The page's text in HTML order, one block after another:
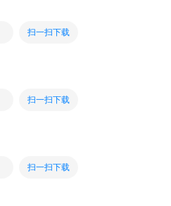
扫一扫下载
扫一扫下载
扫一扫下载